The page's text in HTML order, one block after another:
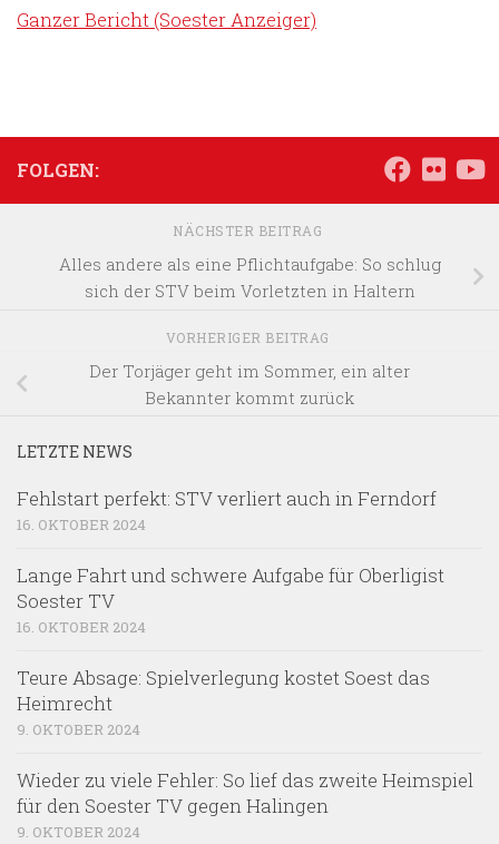
Ganzer Bericht (Soester Anzeiger)
FOLGEN:
NÄCHSTER BEITRAG
Alles andere als eine Pflichtaufgabe: So schlug
sich der STV beim Vorletzten in Haltern
VORHERIGER BEITRAG
Der Torjäger geht im Sommer, ein alter
Bekannter kommt zurück
LETZTE NEWS
Fehlstart perfekt: STV verliert auch in Ferndorf
16. OKTOBER 2024
Lange Fahrt und schwere Aufgabe für Oberligist
Soester TV
16. OKTOBER 2024
Teure Absage: Spielverlegung kostet Soest das
Heimrecht
9. OKTOBER 2024
Wieder zu viele Fehler: So lief das zweite Heimspiel
für den Soester TV gegen Halingen
9. OKTOBER 2024